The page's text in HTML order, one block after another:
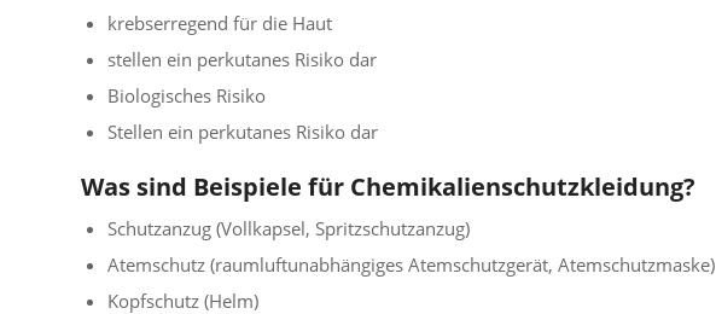
krebserregend für die Haut
stellen ein perkutanes Risiko dar
Biologisches Risiko
Stellen ein perkutanes Risiko dar
Was sind Beispiele für Chemikalienschutzkleidung?
Schutzanzug (Vollkapsel, Spritzschutzanzug)
Atemschutz (raumluftunabhängiges Atemschutzgerät, Atemschutzmaske)
Kopfschutz (Helm)